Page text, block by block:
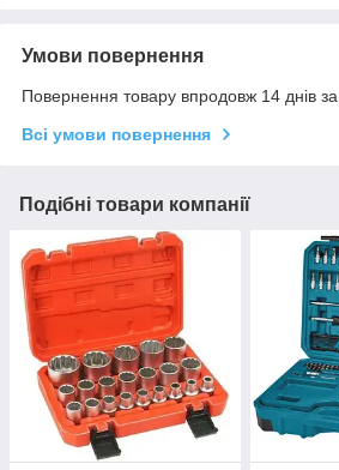
Умови повернення
Повернення товару впродовж 14 днів
Всі умови повернення
Подібні товари компанії